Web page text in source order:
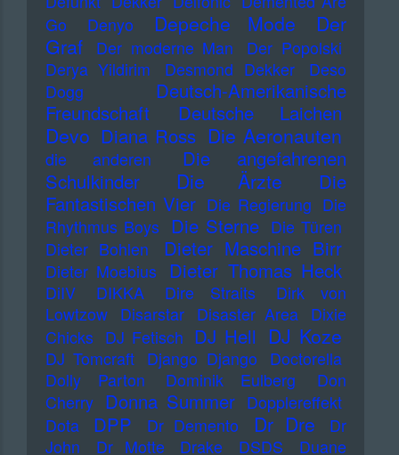
Go
Denyo Depeche Mode
Der
Graf
Der moderne Man
Der Popolski
Derya Yildirim
Desmond Dekker
Deso
Dogg
Deutsch-Amerikanische
Freundschaft
Deutsche Laichen
Devo Diana Ross Die Aeronauten
die anderen
Die angefahrenen
Schulkinder
Die Ärzte
Die
Fantastischen Vier Die Regierung Die
Rhythmus Boys Die Sterne Die Türen
Dieter Bohlen
Dieter Maschine Birr
Dieter Moebius Dieter Thomas Heck
DiIV DIKKA Dire Straits
Dirk von
Lowtzow
Disarstar Disaster Area
Dixie
Chicks DJ Fetisch DJ Hell DJ Koze
DJ Tomcraft Django Django
Doctorella
Dolly Parton
Dominik Eulberg
Don
Cherry Donna Summer Dopplereffekt
Dota
DPP Dr Demento Dr Dre
Dr
John
Dr Motte Drake DSDS
Duane